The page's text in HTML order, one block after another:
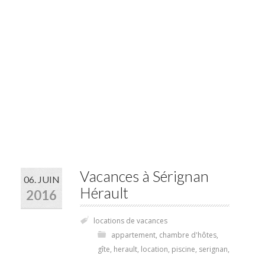
06. JUIN
2016
Vacances à Sérignan
Hérault
locations de vacances
appartement, chambre d'hôtes,
gîte, herault, location, piscine, serignan,